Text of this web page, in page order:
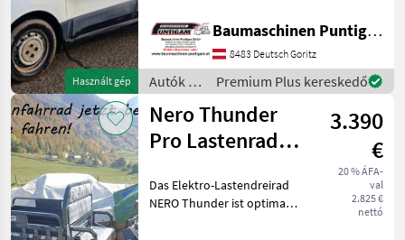
Használt gép
1399 ccm, Eigengewicht
1117 kg, Nutzlast 508 kg,
Referenznummer: 5
Baumaschinen Puntigam GmbH
8483 Deutsch Goritz
Autók /
Motorkerékpárok
/
Sonstige
Premium Plus kereskedő
Nero Thunder
Pro Lastenrad
3.390
€
20 % ÁFA-
val
2.825 €
nettó
Das Elektro-Lastendreirad
NERO Thunder ist optimal